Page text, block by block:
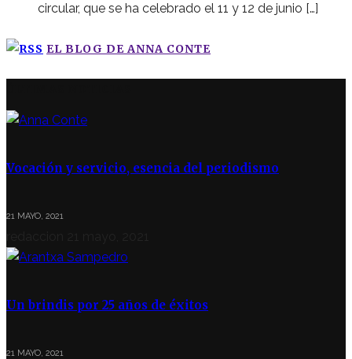
circular, que se ha celebrado el 11 y 12 de junio […]
EL BLOG DE ANNA CONTE
Vocación y servicio, esencia del periodismo
21 MAYO, 2021
Un brindis por 25 años de éxitos
21 MAYO, 2021